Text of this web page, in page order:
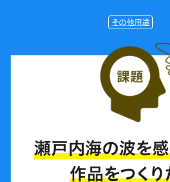
その他用途
瀬戸内海の波を
作品をつくり